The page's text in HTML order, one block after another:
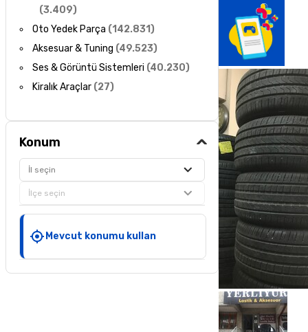
(3.409)
Oto Yedek Parça (142.831)
Aksesuar & Tuning (49.523)
Ses & Görüntü Sistemleri (40.230)
Kiralık Araçlar (27)
Konum
İl seçin
İlçe seçin
Mevcut konumu kullan